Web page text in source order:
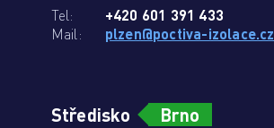
Tel:
+420 601 391 433
Mail:
plzen@poctiva-izolace.cz
Středisko Brno